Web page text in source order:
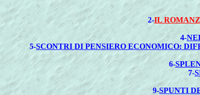
2-IL
4-
5-SCONTRI DI PENSIERO ECONOMICO:
6-
7-
9-SPUNTI